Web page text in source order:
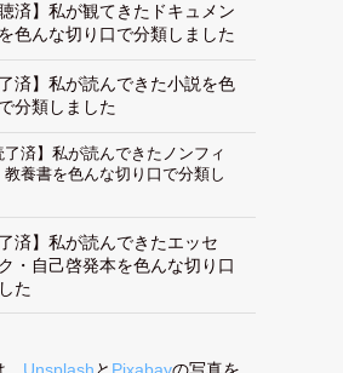
済】私が観てきたドキュメン
色んな切り口で分類しました
済】私が読んできた小説を色
分類しました
了済】私が読んできたノンフィ
教養書を色んな切り口で分類し
済】私が読んできたエッセ
・自己啓発本を色んな切り口
た